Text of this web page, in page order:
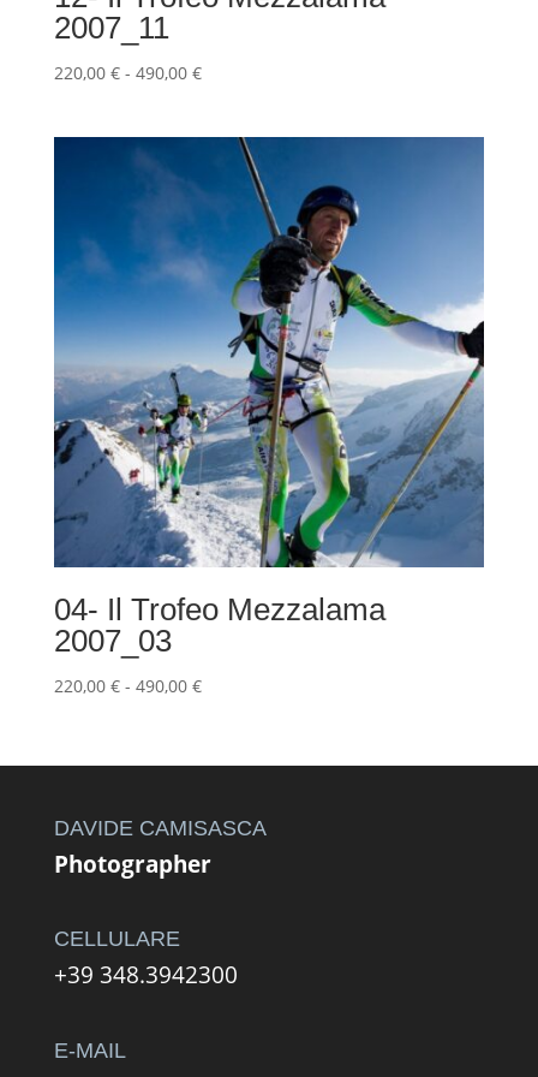
2007_11
220,00 € - 490,00 €Fascia
220,00 €
a
490,00 €
04- Il Trofeo Mezzalama
2007_03
220,00 € - 490,00 €Fascia
da
a
DAVIDE CAMISASCA
Photographer
CELLULARE
+39 348.3942300
E-MAIL